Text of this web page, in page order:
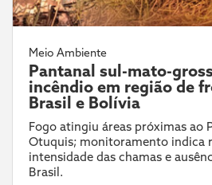
Meio Ambiente
Pantanal sul-mato-
incêndio em região de
Brasil e Bolívia
Fogo atingiu áreas próximas ao
Otuquis; monitoramento indica
intensidade das chamas e
Brasil.